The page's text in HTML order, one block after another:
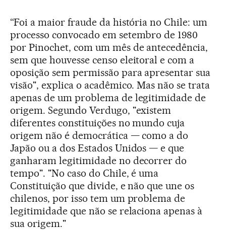
“Foi a maior fraude da história no Chile: um
processo convocado em setembro de 1980
por Pinochet, com um mês de antecedência,
sem que houvesse censo eleitoral e com a
oposição sem permissão para apresentar sua
visão", explica o acadêmico. Mas não se trata
apenas de um problema de legitimidade de
origem. Segundo Verdugo, "existem
diferentes constituições no mundo cuja
origem não é democrática — como a do
Japão ou a dos Estados Unidos — e que
ganharam legitimidade no decorrer do
tempo". "No caso do Chile, é uma
Constituição que divide, e não que une os
chilenos, por isso tem um problema de
legitimidade que não se relaciona apenas à
sua origem."